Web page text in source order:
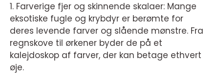
1. Farverige fjer og skinnende skalaer: Mange
eksotiske fugle og krybdyr er berømte for
deres levende farver og slående mønstre. Fra
regnskove til ørkener byder de på et
kalejdoskop af farver, der kan betage ethvert
øje.